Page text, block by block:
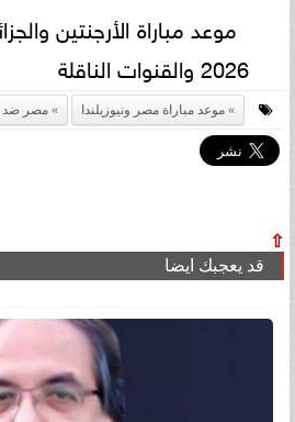
موعد مباراة الأرجنتين
2026 والقنوات الناقلة
موعد مباراة مصر ونيوزيلندا مصر ضد
⇧
قد يعجبك ايضا